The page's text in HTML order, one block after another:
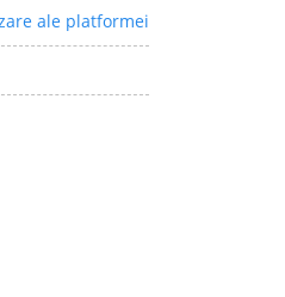
ale platformei